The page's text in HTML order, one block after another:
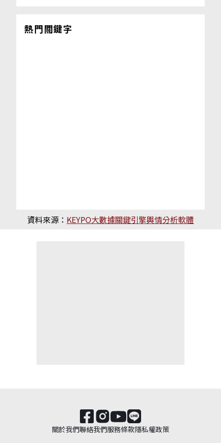
熱門關鍵字
資料來源： KEYPO大數據關鍵引擎輿情分析軟體
關於我們聯絡我們服務條款隱私權政策